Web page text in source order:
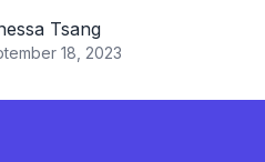
Tsang
18, 2023